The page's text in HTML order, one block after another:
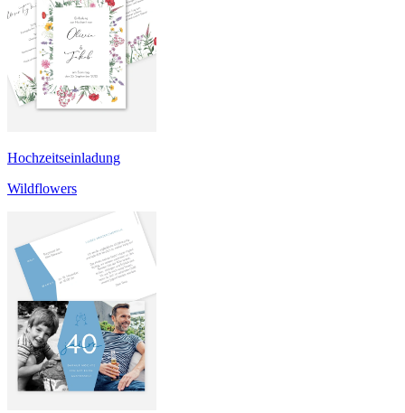
Hochzeitseinladung
Wildflowers